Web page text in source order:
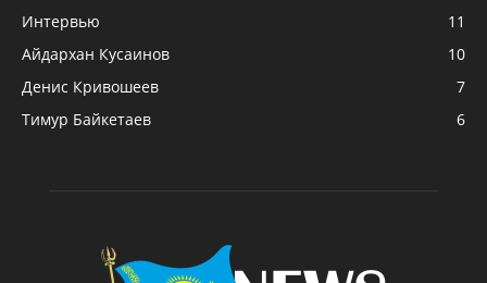
Интервью
11
Айдархан Кусаинов
10
Денис Кривошеев
7
Тимур Байкетаев
6